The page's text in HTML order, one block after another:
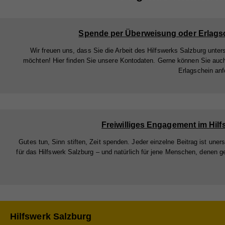
Spende per Überweisung oder
Wir freuen uns, dass Sie die Arbeit des Hilfswerks Salzburg
möchten! Hier finden Sie unsere Kontodaten. Gerne können Sie
Erlagschein
Freiwilliges Engagement im
Gutes tun, Sinn stiften, Zeit spenden. Jeder einzelne Beitrag ist
für das Hilfswerk Salzburg – und natürlich für jene Menschen, denen
Hilfswerk Salzburg